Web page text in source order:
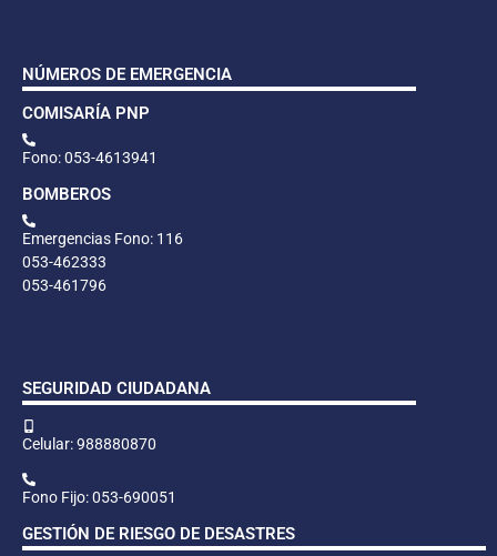
NÚMEROS DE EMERGENCIA
COMISARÍA PNP
Fono: 053-4613941
BOMBEROS
Emergencias Fono: 116
053-462333
053-461796
SEGURIDAD CIUDADANA
Celular: 988880870
Fono Fijo: 053-690051
GESTIÓN DE RIESGO DE DESASTRES